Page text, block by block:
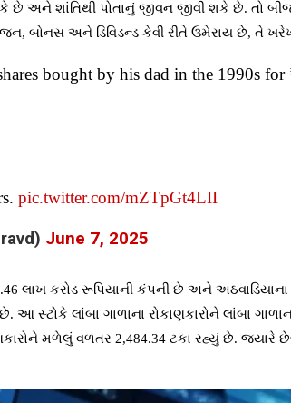
છે અને શાંતિથી પોતાનું જીવન જીવી શકે છે. તો
બોનસ અને ડિવિડન્ડ કેવી રીતે ઉમેરાય છે, તે
bought by his dad in the 1990s
pic.twitter.com/mZTpGt4LII
June 7, 2025
લાખ કરોડ રૂપિયાની કંપની છે અને અઠવાડિયાના
આ સ્ટોકે લાંબા ગાળાના રોકાણકારોને લાંબા
મળેલું વળતર 2,484.34 ટકા રહ્યું છે. જ્યારે